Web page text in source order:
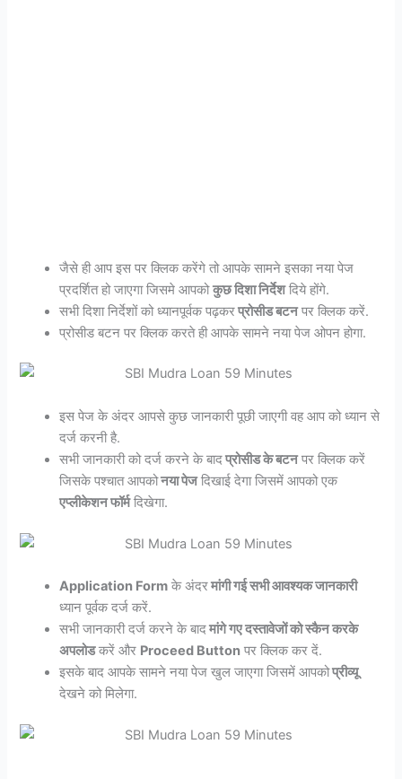
जैसे ही आप इस पर क्लिक करेंगे तो आपके सामने इसका नया पेज
प्रदर्शित हो जाएगा जिसमे आपकोकुछ दिशा निर्देशदिये होंगे.
सभी दिशा निर्देशों को ध्यानपूर्वक पढ़करप्रोसीड बटनपर क्लिक करें.
प्रोसीड बटन पर क्लिक करते ही आपके सामने नया पेज ओपन होगा.
इस पेज के अंदर आपसे कुछ जानकारी पूछी जाएगी वह आप को ध्यान से
दर्ज करनी है.
सभी जानकारी को दर्ज करने के बादप्रोसीड के बटनपर क्लिक करें
जिसके पश्चात आपकोनया पेजदिखाई देगा जिसमें आपको एक
एप्लीकेशन फॉर्मदिखेगा.
Application Form के अंदरमांगी गई सभी आवश्यक जानकारी
ध्यान पूर्वक दर्ज करें.
सभी जानकारी दर्ज करने के बादमांगे गए दस्तावेजों को स्कैन करके
अपलोडकरें और Proceed Button पर क्लिक कर दें.
इसके बाद आपके सामने नया पेज खुल जाएगा जिसमें आपकोप्रीव्यू
देखने को मिलेगा.